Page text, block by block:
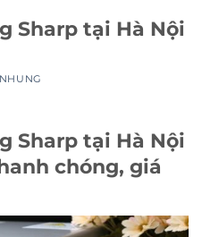
Sharp tại Hà Nội
NHUNG
Sharp tại Hà Nội
chóng, giá